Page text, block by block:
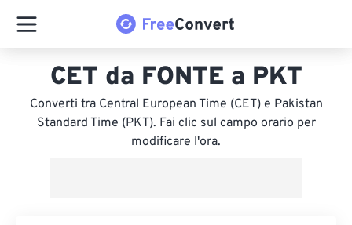
CET da FONTE a PKT
Converti tra Central European Time (CET) e Pakistan
Standard Time (PKT). Fai clic sul campo orario per
modificare l'ora.